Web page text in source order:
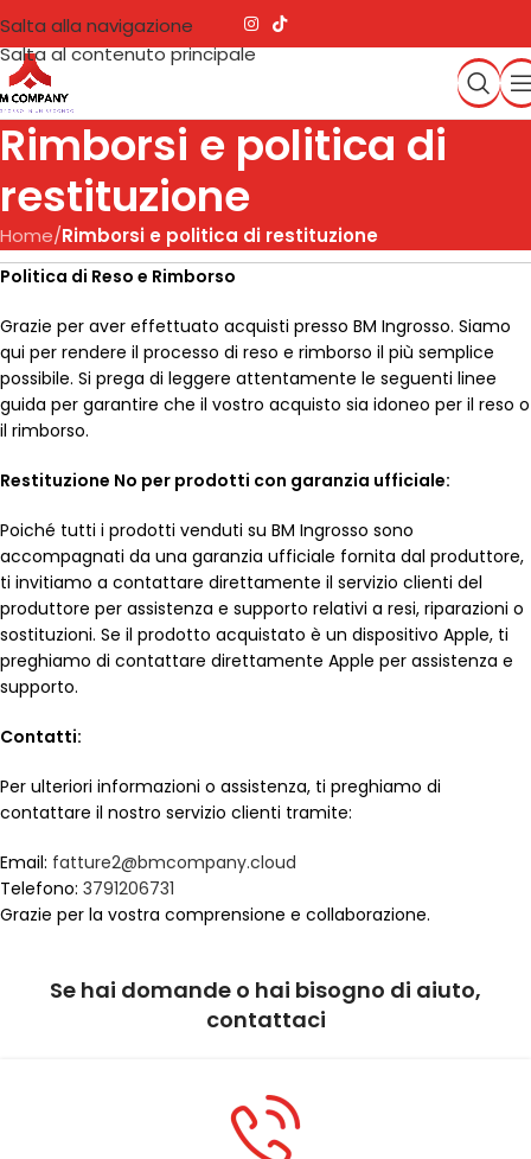
Salta alla navigazione
Salta al contenuto principale
Rimborsi e politica di
restituzione
Home/Rimborsi e politica di restituzione
Politica di Reso e Rimborso
Grazie per aver effettuato acquisti presso BM Ingrosso. Siamo
qui per rendere il processo di reso e rimborso il più semplice
possibile. Si prega di leggere attentamente le seguenti linee
guida per garantire che il vostro acquisto sia idoneo per il reso o
il rimborso.
Restituzione No per prodotti con garanzia ufficiale:
Poiché tutti i prodotti venduti su BM Ingrosso sono
accompagnati da una garanzia ufficiale fornita dal produttore,
ti invitiamo a contattare direttamente il servizio clienti del
produttore per assistenza e supporto relativi a resi, riparazioni o
sostituzioni. Se il prodotto acquistato è un dispositivo Apple, ti
preghiamo di contattare direttamente Apple per assistenza e
supporto.
Contatti:
Per ulteriori informazioni o assistenza, ti preghiamo di
contattare il nostro servizio clienti tramite:
Email: fatture2@bmcompany.cloud
Telefono: 3791206731
Grazie per la vostra comprensione e collaborazione.
Se hai domande o hai bisogno di aiuto,
contattaci